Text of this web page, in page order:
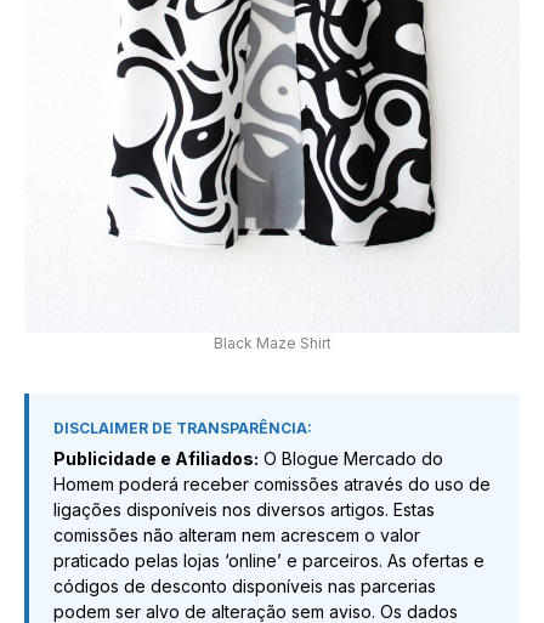
Black Maze Shirt
DISCLAIMER DE TRANSPARÊNCIA:
Publicidade e Afiliados: O Blogue Mercado do
Homem poderá receber comissões através do uso de
ligações disponíveis nos diversos artigos. Estas
comissões não alteram nem acrescem o valor
praticado pelas lojas ‘online’ e parceiros. As ofertas e
códigos de desconto disponíveis nas parcerias
podem ser alvo de alteração sem aviso. Os dados